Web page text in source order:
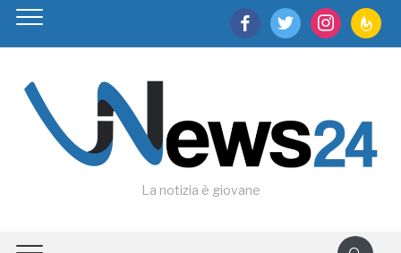
facebooktwitter instagram
La notizia è giovane